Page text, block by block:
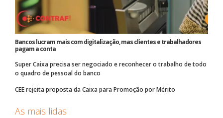
Bancos lucram mais com digitalização, mas clientes e trabalhadores
pagam a conta
Super Caixa precisa ser negociado e reconhecer o trabalho de todo
o quadro de pessoal do banco
CEE rejeita proposta da Caixa para Promoção por Mérito
As mais lidas